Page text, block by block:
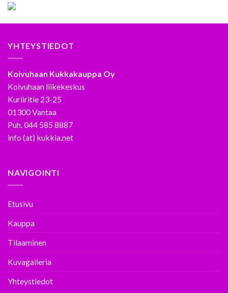
YHTEYSTIEDOT
Koivuhaan Kukkakauppa Oy
Koivuhaan liikekeskus
Kuriiritie 23-25
01300 Vantaa
Puh. 044 585 8887
info (at) kukkia.net
NAVIGOINTI
Etusivu
Kauppa
Tilaaminen
Kuvagalleria
Yhteystiedot